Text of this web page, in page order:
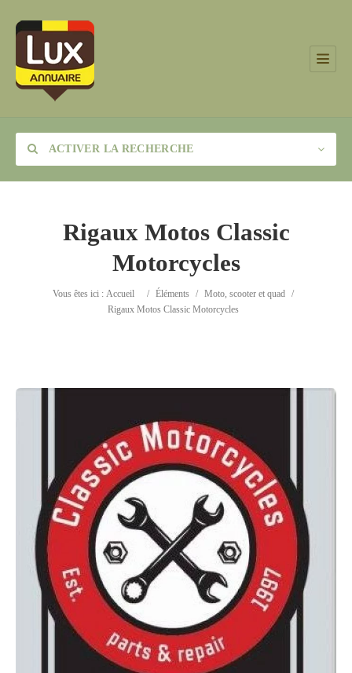
ACTIVER LA RECHERCHE
Rechercher
Rigaux Motos Classic
Motorcycles
Vous êtes ici : Accueil / Éléments / Moto, scooter et quad
/
Rigaux Motos Classic Motorcycles